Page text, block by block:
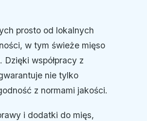
prosto od lokalnych
w tym świeże mięso
współpracy z
nie tylko
z normami jakości.
i dodatki do mięs,